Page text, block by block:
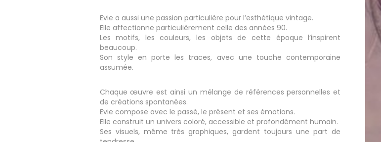
Evie a aussi une passion particulière pour l’esthétique vintage.
Elle affectionne particulièrement celle des années 90.
Les motifs, les couleurs, les objets de cette époque l’inspirent
beaucoup.
Son style en porte les traces, avec une touche contemporaine
assumée.
Chaque œuvre est ainsi un mélange de références personnelles et
de créations spontanées.
Evie compose avec le passé, le présent et ses émotions.
Elle construit un univers coloré, accessible et profondément humain.
Ses visuels, même très graphiques, gardent toujours une part de